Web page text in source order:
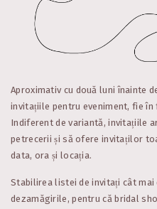
Aproximativ cu două luni înainte
invitațiile pentru eveniment, fie
Indiferent de variantă, invitațiile
petrecerii și să ofere invitaților
data, ora și locația.
Stabilirea listei de invitați cât mai
dezamăgirile, pentru că bridal